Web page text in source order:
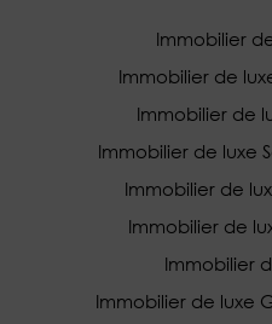
Immobilier
Immobilier de
Immobilier de
Immobilier de luxe
Immobilier de
Immobilier de
Immobilier
Immobilier de luxe